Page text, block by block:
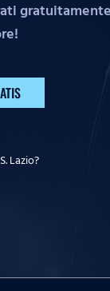
Lazio?